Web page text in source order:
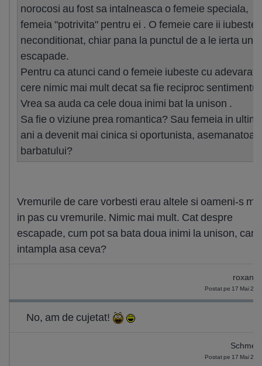
norocosi au fost sa intalneasca o femeie speciala,
femeia "potrivita" pentru ei . O femeie care ii iubeste
neconditionat, chiar pana la punctul de a le ierta
escapade.
Pentru ca atunci cand o femeie iubeste cu adevarat,
cere nimic mai mult decat sa fie reciproc
Vrea sa auda ca cele doua inimi bat la unison .
Sa fie o viziune prea romantica? Sau femeia in ultimii
ani a devenit mai cinica si oportunista,
barbatului?
Vremurile de care vorbesti erau altele si oameni-s
in pas cu vremurile. Nimic mai mult. Cat despre
escapade, cum pot sa bata doua inimi la unison,
intampla asa ceva?
Postat pe 17 Mai
No, am de cujetat!
Postat pe 17 Mai